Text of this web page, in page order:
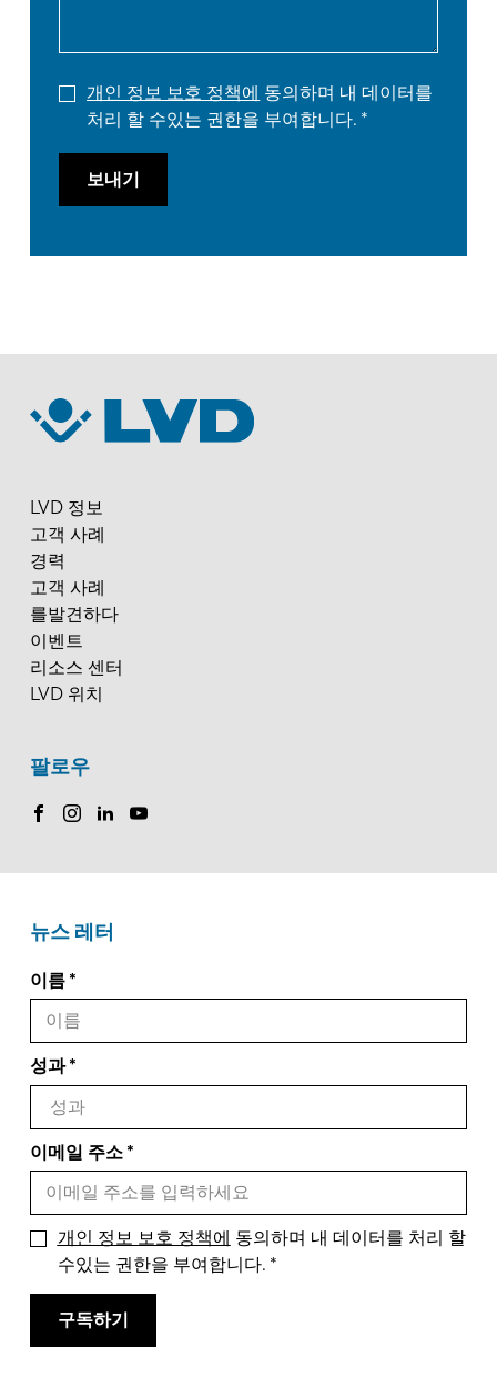
개인 정보 보호 정책에 동의하며 내 데이터를
처리 할 수있는 권한을 부여합니다.
보내기
LVD 정보
고객 사례
경력
고객 사례
를발견하다
이벤트
리소스 센터
LVD 위치
팔로우
뉴스 레터
이름
성과
이메일 주소
개인 정보 보호 정책에 동의하며 내 데이터를 처리 할
수있는 권한을 부여합니다.
구독하기